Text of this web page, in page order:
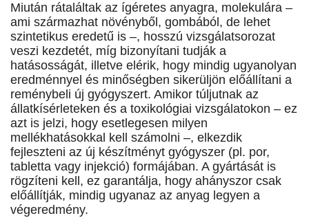
Miután rátaláltak az ígéretes anyagra, molekulára –
ami származhat növényből, gombából, de lehet
szintetikus eredetű is –, hosszú vizsgálatsorozat
veszi kezdetét, míg bizonyítani tudják a
hatásosságát, illetve elérik, hogy mindig ugyanolyan
eredménnyel és minőségben sikerüljön előállítani a
reménybeli új gyógyszert. Amikor túljutnak az
állatkísérleteken és a toxikológiai vizsgálatokon – ez
azt is jelzi, hogy esetlegesen milyen
mellékhatásokkal kell számolni –, elkezdik
fejleszteni az új készítményt gyógyszer (pl. por,
tabletta vagy injekció) formájában. A gyártását is
rögzíteni kell, ez garantálja, hogy ahányszor csak
előállítják, mindig ugyanaz az anyag legyen a
végeredmény.